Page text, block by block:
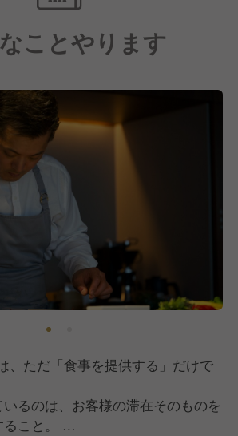
む食体験」を提供しています。
イル
彩な食文化を融合。一律の型には
らしい”自由で新しい料理を探
と特別感
や客室内でのプライベートダイニン
の距離が近いスタイルにこだわり、
やライブ感を大切にしています。
ことやります
、ただ「食事を提供する」だけで
るのは、お客様の滞在そのものを
こと。